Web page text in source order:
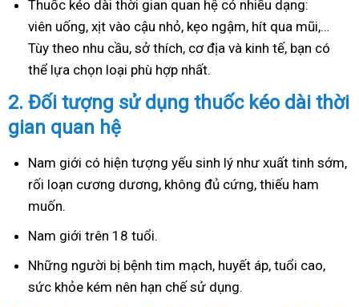
Thuốc kéo dài thời gian quan hệ có nhiều dạng:
viên uống, xịt vào cậu nhỏ, kẹo ngậm, hít qua mũi,…
Tùy theo nhu cầu, sở thích, cơ địa và kinh tế, bạn có
thể lựa chọn loại phù hợp nhất.
2. Đối tượng sử dụng thuốc kéo dài thời
gian quan hệ
Nam giới có hiện tượng yếu sinh lý như xuất tinh sớm,
rối loạn cương dương, không đủ cứng, thiếu ham
muốn.
Nam giới trên 18 tuổi.
Những người bị bệnh tim mạch, huyết áp, tuổi cao,
sức khỏe kém nên hạn chế sử dụng.